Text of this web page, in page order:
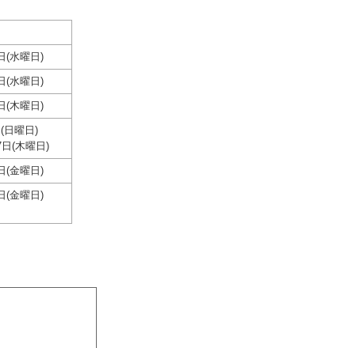
(水曜日)
(水曜日)
(木曜日)
日曜日)
(木曜日)
(金曜日)
(金曜日)